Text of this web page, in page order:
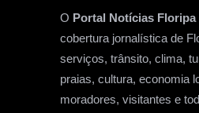
O Portal Notícias Floripa
cobertura jornalística de
serviços, trânsito, clima,
praias, cultura, economia
moradores, visitantes e